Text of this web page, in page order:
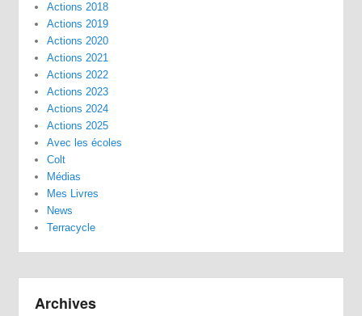
Actions 2018
Actions 2019
Actions 2020
Actions 2021
Actions 2022
Actions 2023
Actions 2024
Actions 2025
Avec les écoles
Colt
Médias
Mes Livres
News
Terracycle
Archives